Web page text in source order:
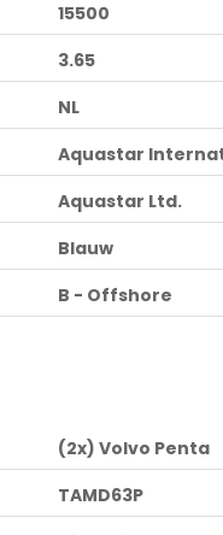
15500
3.65
NL
Aquastar
Aquastar Ltd.
Blauw
B - Offshore
(2x) Volvo Penta
TAMD63P